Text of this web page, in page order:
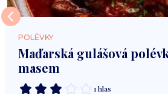
POLÉVKY
Maďarská gulášová
masem
1 hlas